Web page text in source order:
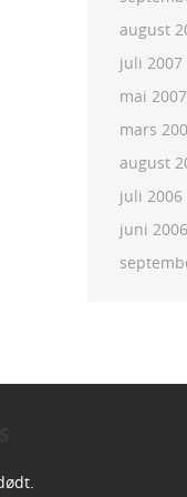
august
juli 2007
mai 2007
mars
august
juli 2006
juni 2006